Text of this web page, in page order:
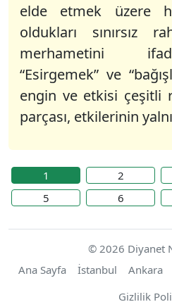
elde etmek üzere
oldukları sınırsız
merhametini
“Esirgemek” ve
engin ve etkisi çeşitli
parçası, etkilerinin
1 2
5
6
© 2026 Diyanet
Ana Sayfa
İstanbul Ankara
Gizlilik